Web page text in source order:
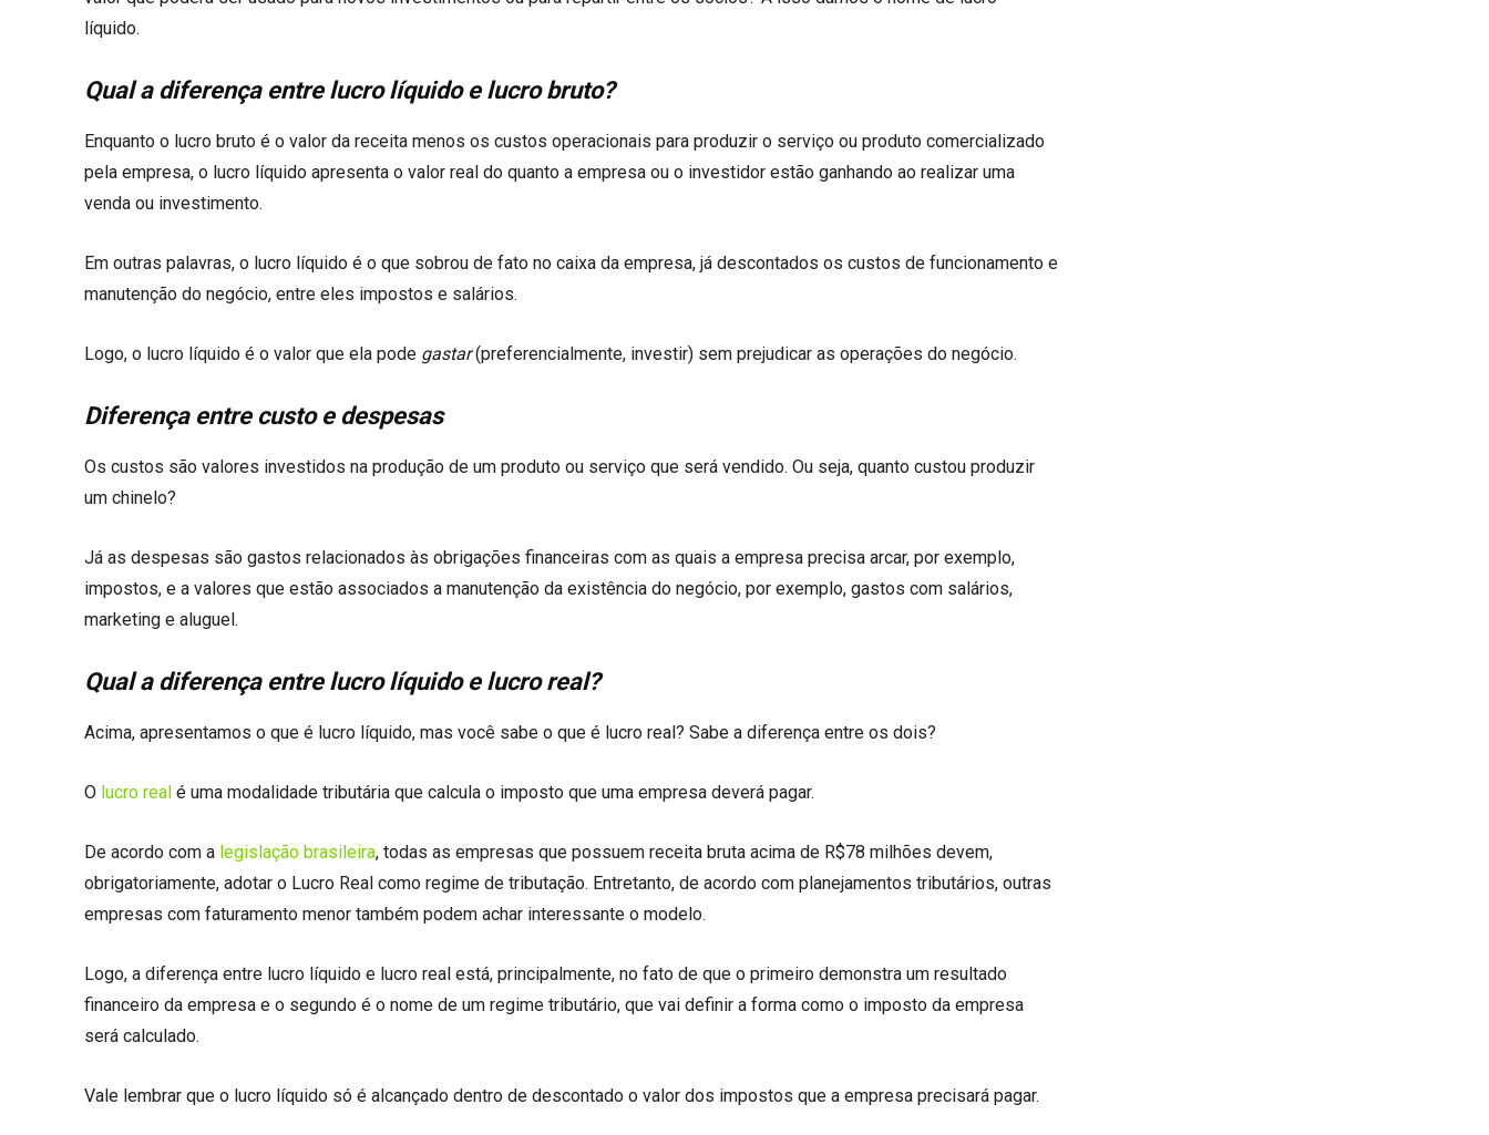
líquido.
Qual a diferença entre lucro líquido e lucro bruto?
Enquanto o lucro bruto é o valor da receita menos os custos operacionais para produzir o serviço ou produto comercializado
pela empresa, o lucro líquido apresenta o valor real do quanto a empresa ou o investidor estão ganhando ao realizar uma
venda ou investimento.
Em outras palavras, o lucro líquido é o que sobrou de fato no caixa da empresa, já descontados os custos de funcionamento e
manutenção do negócio, entre eles impostos e salários.
Logo, o lucro líquido é o valor que ela pode gastar(preferencialmente, investir) sem prejudicar as operações do negócio.
Diferença entre custo e despesas
Os custos são valores investidos na produção de um produto ou serviço que será vendido. Ou seja, quanto custou produzir
um chinelo?
Já as despesas são gastos relacionados às obrigações financeiras com as quais a empresa precisa arcar, por exemplo,
impostos, e a valores que estão associados a manutenção da existência do negócio, por exemplo, gastos com salários,
marketing e aluguel.
Qual a diferença entre lucro líquido e lucro real?
Acima, apresentamos o que é lucro líquido, mas você sabe o que é lucro real? Sabe a diferença entre os dois?
O lucro real é uma modalidade tributária que calcula o imposto que uma empresa deverá pagar.
De acordo com a legislação brasileira, todas as empresas que possuem receita bruta acima de R$78 milhões devem,
obrigatoriamente, adotar o Lucro Real como regime de tributação. Entretanto, de acordo com planejamentos tributários, outras
empresas com faturamento menor também podem achar interessante o modelo.
Logo, a diferença entre lucro líquido e lucro real está, principalmente, no fato de que o primeiro demonstra um resultado
financeiro da empresa e o segundo é o nome de um regime tributário, que vai definir a forma como o imposto da empresa
será calculado.
Vale lembrar que o lucro líquido só é alcançado dentro de descontado o valor dos impostos que a empresa precisará pagar.